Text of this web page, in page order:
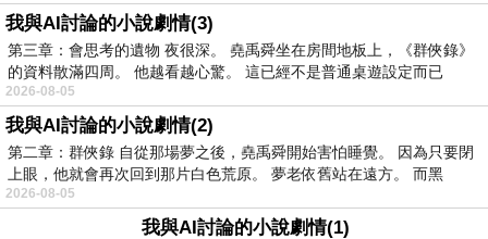
我與AI討論的小說劇情(3)
第三章：會思考的遺物 夜很深。 堯禹舜坐在房間地板上，《群俠錄》
的資料散滿四周。 他越看越心驚。 這已經不是普通桌遊設定而已
2026-08-05
我與AI討論的小說劇情(2)
第二章：群俠錄 自從那場夢之後，堯禹舜開始害怕睡覺。 因為只要閉
上眼，他就會再次回到那片白色荒原。 夢老依舊站在遠方。 而黑
2026-08-05
我與AI討論的小說劇情(1)